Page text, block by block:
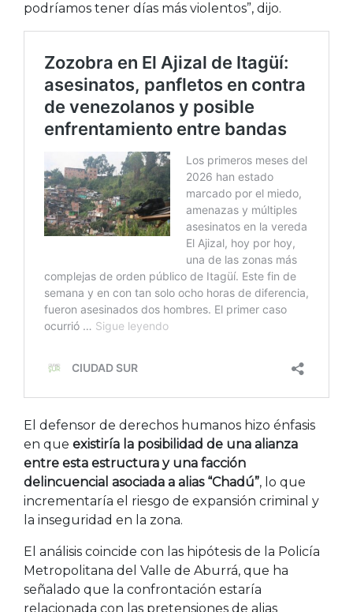
podríamos tener días más violentos”, dijo.
El defensor de derechos humanos hizo énfasis
en que existiría la posibilidad de una alianza
entre esta estructura y una facción
delincuencial asociada a alias “Chadú”, lo que
incrementaría el riesgo de expansión criminal y
la inseguridad en la zona.
El análisis coincide con las hipótesis de la Policía
Metropolitana del Valle de Aburrá, que ha
señalado que la confrontación estaría
relacionada con las pretensiones de alias